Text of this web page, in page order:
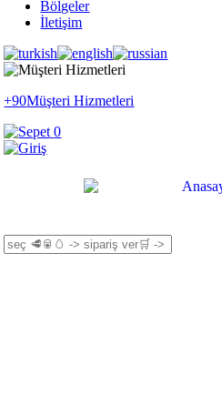
Bölgeler
İletişim
+90Müşteri Hizmetleri
0